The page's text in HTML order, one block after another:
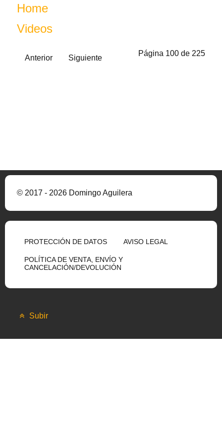
Home
Videos
Página 100 de 225
Anterior Siguiente
© 2017 - 2026 Domingo Aguilera
PROTECCIÓN DE DATOS AVISO LEGAL
POLÍTICA DE VENTA, ENVÍO Y
CANCELACIÓN/DEVOLUCIÓN
Subir